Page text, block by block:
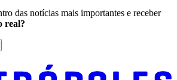
das notícias mais importantes e receber
real?